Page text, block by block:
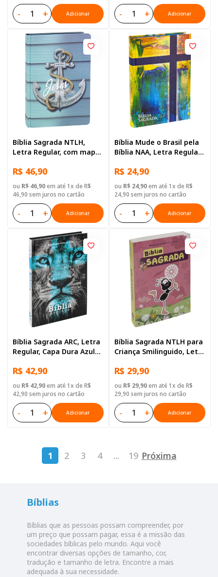
- + Adicionar - + Adicionar
Bíblia Sagrada NTLH,
Letra Regular, com mapa,
Azul-claro
R$ 46,90
ou R$ 46,90em até 1x de R$
46,90 sem juros no cartão
- + Adicionar
Bíblia Mude o Brasil pela
Bíblia NAA, Letra Regular,
R$ 24,90
ou R$ 24,90em até 1x de R$
24,90 sem juros no cartão
- + Adicionar
Bíblia Sagrada ARC, Letra
Regular, Capa Dura Azul
R$ 42,90
ou R$ 42,90em até 1x de R$
42,90 sem juros no cartão
- + Adicionar
Bíblia Sagrada NTLH para
Criança Smilinguido, Letra
Brochura Ilustrada:
Marrom
R$ 29,90
ou R$ 29,90em até 1x de R$
29,90 sem juros no cartão
- + Adicionar
1 2 3 4 ... 19 Próxima
Bíblias
Bíblias que as pessoas possam compreender, por
um preço que possam pagar, essa é a missão das
sociedades bíblicas pelo mundo. Aqui você
encontrar diversas opções de tamanho, cor,
tradução e tamanho de letra. Encontre a mais
adequada à sua necessidade.